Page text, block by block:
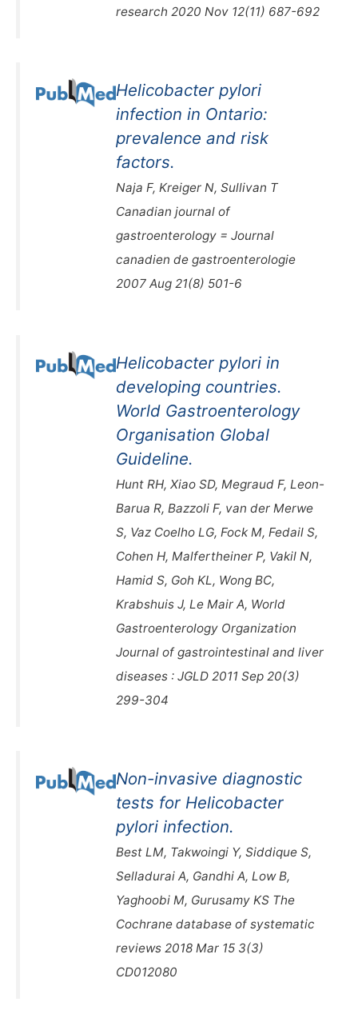
research 2020 Nov 12(11) 687-692
Helicobacter pylori
infection in Ontario:
prevalence and risk
factors.
Naja F, Kreiger N, Sullivan T
Canadian journal of
gastroenterology = Journal
canadien de gastroenterologie
2007 Aug 21(8) 501-6
Helicobacter pylori in
developing countries.
World Gastroenterology
Organisation Global
Guideline.
Hunt RH, Xiao SD, Megraud F, Leon-
Barua R, Bazzoli F, van der Merwe
S, Vaz Coelho LG, Fock M, Fedail S,
Cohen H, Malfertheiner P, Vakil N,
Hamid S, Goh KL, Wong BC,
Krabshuis J, Le Mair A, World
Gastroenterology Organization
Journal of gastrointestinal and liver
diseases : JGLD 2011 Sep 20(3)
299-304
Non-invasive diagnostic
tests for Helicobacter
pylori infection.
Best LM, Takwoingi Y, Siddique S,
Selladurai A, Gandhi A, Low B,
Yaghoobi M, Gurusamy KS The
Cochrane database of systematic
reviews 2018 Mar 15 3(3)
CD012080